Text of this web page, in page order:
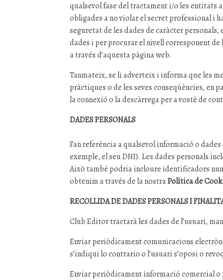
qualsevol fase del tractament i/o les entitats
obligades a no violar el secret professional i
seguretat de les dades de caràcter
dades i per procurar el nivell corresponent
a través d’aquesta pàgina web.
Tanmateix, se li adverteix i informa que les
pràctiques o de les seves conseqüències, en
la connexió o la descàrrega per a vostè de
DADES PERSONALS
Fan referència a qualsevol informació o
exemple, el seu DNI). Les dades personals
Això també podria incloure identificadors
obtenim a través de la nostraPolítica de
RECOLLIDA DE DADES PERSONALS I
Club Editor tractarà les dades de l’usuari,
Enviar periòdicament comunicacions
s’indiqui lo contrario o l’usuari s’oposi o
Enviar periòdicament informació comercial